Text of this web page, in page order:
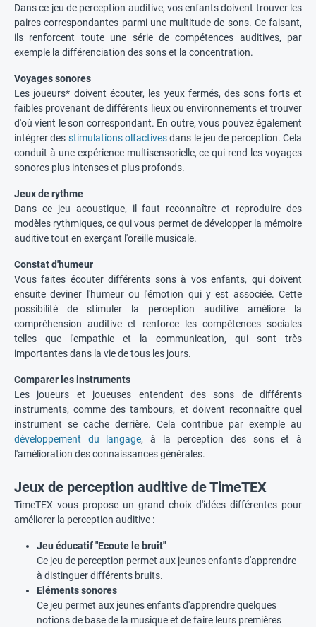
Dans ce jeu de perception auditive, vos enfants doivent trouver les
paires correspondantes parmi une multitude de sons. Ce faisant,
ils renforcent toute une série de compétences auditives, par
exemple la différenciation des sons et la concentration.
Voyages sonores
Les joueurs* doivent écouter, les yeux fermés, des sons forts et
faibles provenant de différents lieux ou environnements et trouver
d'où vient le son correspondant. En outre, vous pouvez également
intégrer des stimulations olfactivesdans le jeu de perception. Cela
conduit à une expérience multisensorielle, ce qui rend les voyages
sonores plus intenses et plus profonds.
Jeux de rythme
Dans ce jeu acoustique, il faut reconnaître et reproduire des
modèles rythmiques, ce qui vous permet de développer la mémoire
auditive tout en exerçant l'oreille musicale.
Constat d'humeur
Vous faites écouter différents sons à vos enfants, qui doivent
ensuite deviner l'humeur ou l'émotion qui y est associée. Cette
possibilité de stimuler la perception auditive améliore la
compréhension auditive et renforce les compétences sociales
telles que l'empathie et la communication, qui sont très
importantes dans la vie de tous les jours.
Comparer les instruments
Les joueurs et joueuses entendent des sons de différents
instruments, comme des tambours, et doivent reconnaître quel
instrument se cache derrière. Cela contribue par exemple au
développement du langage, à la perception des sons et à
l'amélioration des connaissances générales.
Jeux de perception auditive de TimeTEX
TimeTEX vous propose un grand choix d'idées différentes pour
améliorer la perception auditive :
Jeu éducatif "Ecoute le bruit"
Ce jeu de perception permet aux jeunes enfants d'apprendre
à distinguer différents bruits.
Eléments sonores
Ce jeu permet aux jeunes enfants d'apprendre quelques
notions de base de la musique et de faire leurs premières